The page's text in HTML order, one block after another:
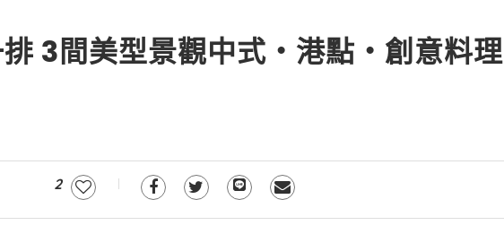
排 3間美型景觀中式‧港點‧創意料理
2